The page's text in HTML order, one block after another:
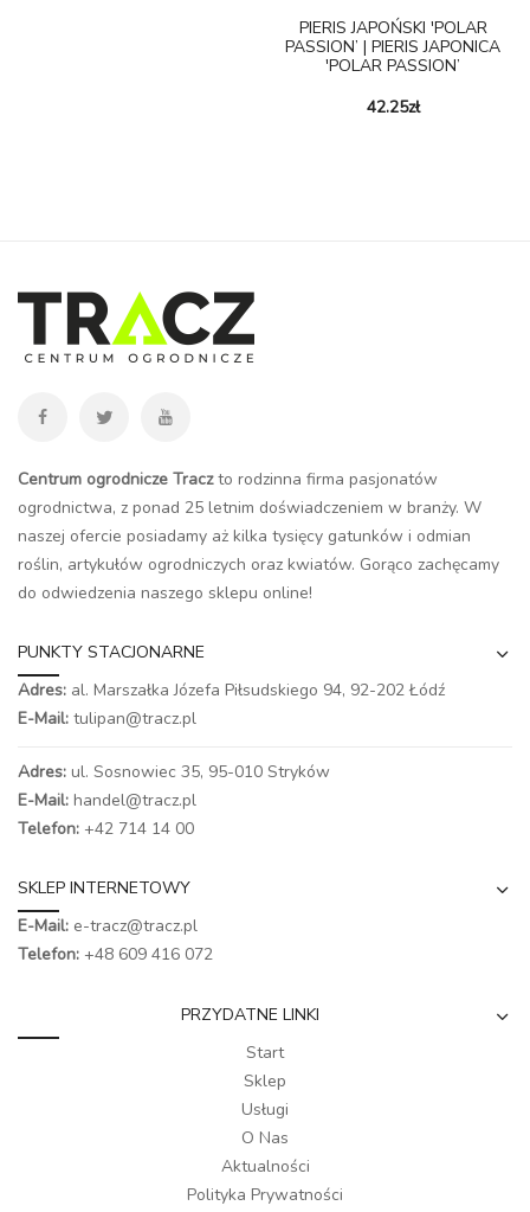
PIERIS JAPOŃSKI 'POLAR
PASSION’ | PIERIS JAPONICA
'POLAR PASSION’
42.25zł
Centrum ogrodnicze Traczto rodzinna firma pasjonatów
ogrodnictwa, z ponad 25 letnim doświadczeniem w branży. W
naszej ofercie posiadamy aż kilka tysięcy gatunków i odmian
roślin, artykułów ogrodniczych oraz kwiatów. Gorąco zachęcamy
do odwiedzenia naszego sklepu online!
PUNKTY STACJONARNE
Adres: al. Marszałka Józefa Piłsudskiego 94, 92-202 Łódź
E-Mail: tulipan@tracz.pl
Adres: ul. Sosnowiec 35, 95-010 Stryków
E-Mail: handel@tracz.pl
Telefon: +42 714 14 00
SKLEP INTERNETOWY
E-Mail: e-tracz@tracz.pl
Telefon: +48 609 416 072
PRZYDATNE LINKI
Start
Sklep
Usługi
O Nas
Aktualności
Polityka Prywatności